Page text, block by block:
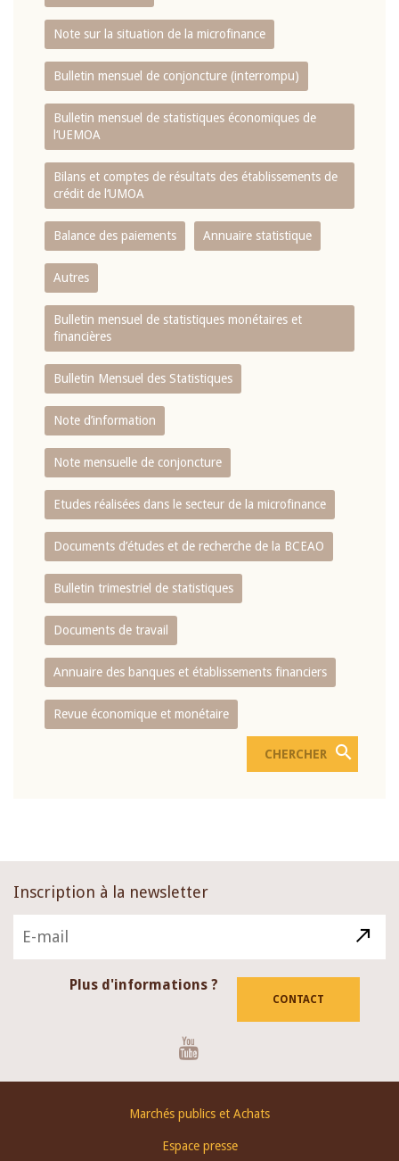
Note sur la situation de la microfinance
Bulletin mensuel de conjoncture (interrompu)
Bulletin mensuel de statistiques économiques de
l‘UEMOA
Bilans et comptes de résultats des établissements de
crédit de l‘UMOA
Balance des paiements Annuaire statistique
Autres
Bulletin mensuel de statistiques monétaires et
financières
Bulletin Mensuel des Statistiques
Note d’information
Note mensuelle de conjoncture
Etudes réalisées dans le secteur de la microfinance
Documents d’études et de recherche de la BCEAO
Bulletin trimestriel de statistiques
Documents de travail
Annuaire des banques et établissements financiers
Revue économique et monétaire
Inscription à la newsletter
Plus d'informations ?
CONTACT
Marchés publics et Achats
Espace presse